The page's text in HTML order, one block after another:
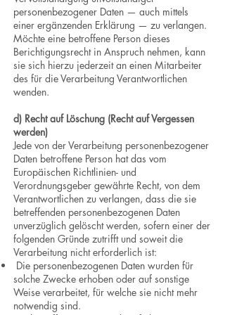
personenbezogener Daten — auch mittels
einer ergänzenden Erklärung — zu verlangen.
Möchte eine betroffene Person dieses
Berichtigungsrecht in Anspruch nehmen, kann
sie sich hierzu jederzeit an einen Mitarbeiter
des für die Verarbeitung Verantwortlichen
wenden.
d) Recht auf Löschung (Recht auf Vergessen
werden)
Jede von der Verarbeitung personenbezogener
Daten betroffene Person hat das vom
Europäischen Richtlinien- und
Verordnungsgeber gewährte Recht, von dem
Verantwortlichen zu verlangen, dass die sie
betreffenden personenbezogenen Daten
unverzüglich gelöscht werden, sofern einer der
folgenden Gründe zutrifft und soweit die
Verarbeitung nicht erforderlich ist:
Die personenbezogenen Daten wurden für
solche Zwecke erhoben oder auf sonstige
Weise verarbeitet, für welche sie nicht mehr
notwendig sind.